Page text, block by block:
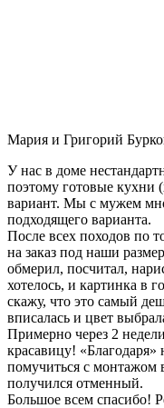
Мария и Григорий
У нас в доме
поэтому готовые кухни
вариант. Мы с мужем
подходящего варианта.
После всех походов по
на заказ под наши
обмерил, посчитал,
хотелось, и картинка в
скажу, что это самый
вписалась и цвет
Примерно через 2
красавицу!
помучиться с монтажом
получился отменный.
Большое всем спасибо!